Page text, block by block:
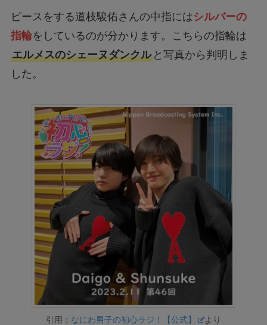
ピースをする道枝駿佑さんの中指には シルバーの
指輪をしているのが分かります。こちらの指輪は
エルメスのシェーヌダンクルと写真から判明しま
した。
引用： なにわ男子の初心ラジ！【公式】 より